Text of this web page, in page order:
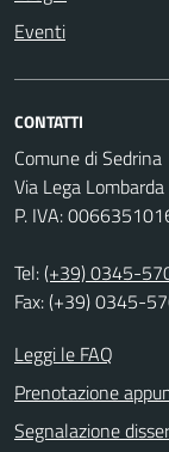
Eventi
CONTATTI
Comune di Sedrina
Via Lega
P. IVA:
Tel:(+39) 0345-
Fax: (+39) 0345-
Leggi le FAQ
Prenotazione
Segnalazione